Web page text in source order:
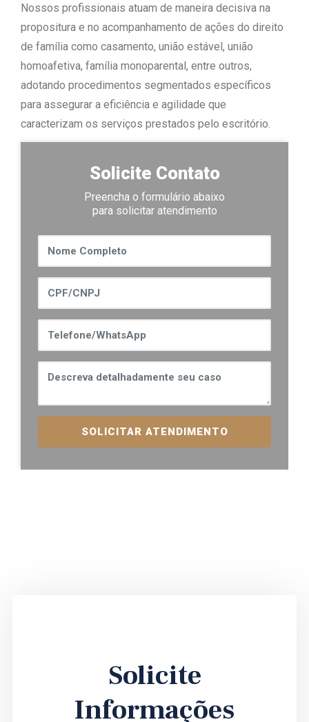
Nossos profissionais atuam de maneira decisiva na
propositura e no acompanhamento de ações do direito
de família como casamento, união estável, união
homoafetiva, família monoparental, entre outros,
adotando procedimentos segmentados específicos
para assegurar a eficiência e agilidade que
caracterizam os serviços prestados pelo escritório.
Solicite Contato
Preencha o formulário abaixo
para solicitar atendimento
SOLICITAR ATENDIMENTO
Solicite
Informações